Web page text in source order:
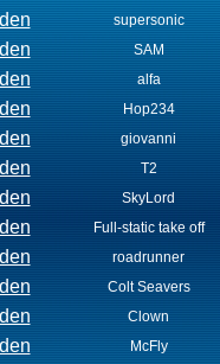
supersonic
SAM
alfa
Hop234
giovanni
T2
SkyLord
Full-static take off
roadrunner
Colt Seavers
Clown
McFly